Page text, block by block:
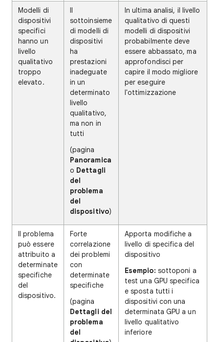
Modelli di
dispositivi
specifici
hanno un
livello
qualitativo
troppo
elevato.
Il
sottoinsieme
di modelli di
dispositivi
ha
prestazioni
inadeguate
in un
determinato
livello
qualitativo,
ma non in
tutti
(pagina
Panoramica
o Dettagli
del
problema
del
dispositivo)
In ultima analisi, il livello
qualitativo di questi
modelli di dispositivi
probabilmente deve
essere abbassato, ma
approfondisci per
capire il modo migliore
per eseguire
l'ottimizzazione
Il problema
può essere
attribuito a
determinate
specifiche
del
dispositivo.
Forte
correlazione
dei problemi
con
determinate
specifiche
(pagina
Dettagli del
problema
del
Apporta modifiche a
livello di specifica del
dispositivo
Esempio: sottoponi a
test una GPU specifica
e sposta tutti i
dispositivi con una
determinata GPU a un
livello qualitativo
inferiore